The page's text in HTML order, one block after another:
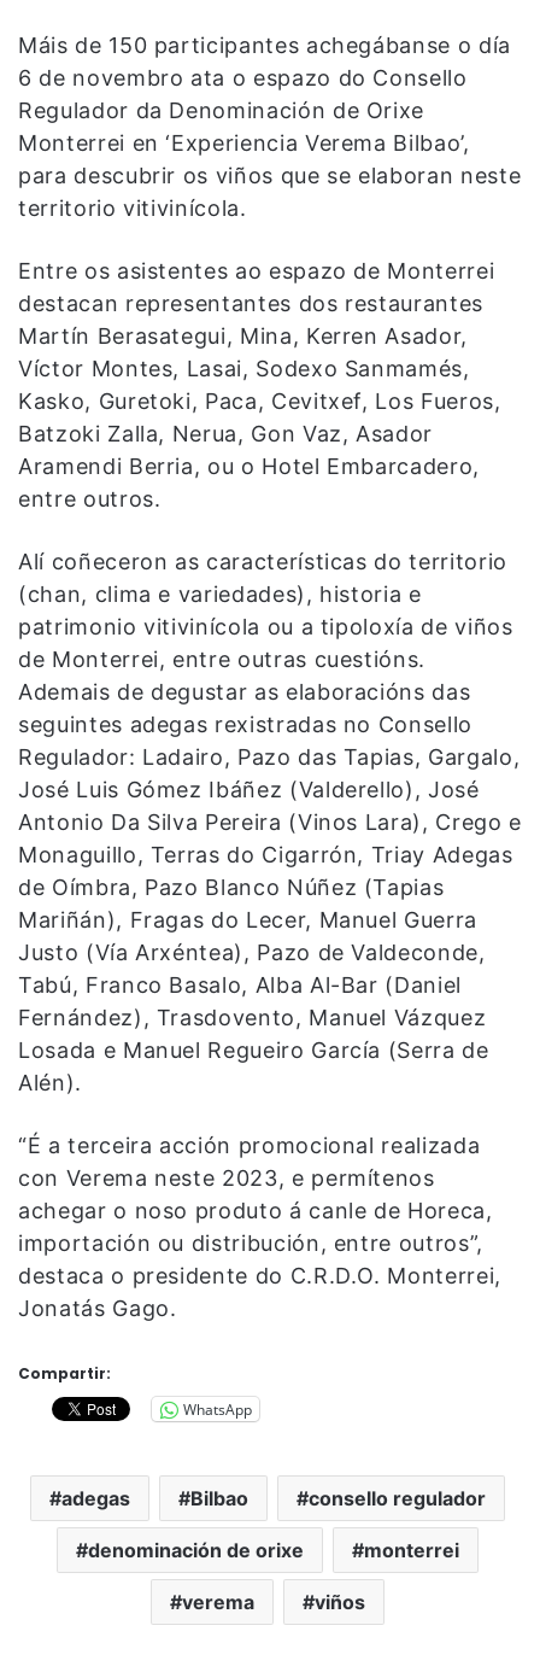
Máis de 150 participantes achegábanse o día
6 de novembro ata o espazo do Consello
Regulador da Denominación de Orixe
Monterrei en ‘Experiencia Verema Bilbao’,
para descubrir os viños que se elaboran neste
territorio vitivinícola.
Entre os asistentes ao espazo de Monterrei
destacan representantes dos restaurantes
Martín Berasategui, Mina, Kerren Asador,
Víctor Montes, Lasai, Sodexo Sanmamés,
Kasko, Guretoki, Paca, Cevitxef, Los Fueros,
Batzoki Zalla, Nerua, Gon Vaz, Asador
Aramendi Berria, ou o Hotel Embarcadero,
entre outros.
Alí coñeceron as características do territorio
(chan, clima e variedades), historia e
patrimonio vitivinícola ou a tipoloxía de viños
de Monterrei, entre outras cuestións.
Ademais de degustar as elaboracións das
seguintes adegas rexistradas no Consello
Regulador: Ladairo, Pazo das Tapias, Gargalo,
José Luis Gómez Ibáñez (Valderello), José
Antonio Da Silva Pereira (Vinos Lara), Crego e
Monaguillo, Terras do Cigarrón, Triay Adegas
de Oímbra, Pazo Blanco Núñez (Tapias
Mariñán), Fragas do Lecer, Manuel Guerra
Justo (Vía Arxéntea), Pazo de Valdeconde,
Tabú, Franco Basalo, Alba Al-Bar (Daniel
Fernández), Trasdovento, Manuel Vázquez
Losada e Manuel Regueiro García (Serra de
Alén).
“É a terceira acción promocional realizada
con Verema neste 2023, e permítenos
achegar o noso produto á canle de Horeca,
importación ou distribución, entre outros”,
destaca o presidente do C.R.D.O. Monterrei,
Jonatás Gago.
Compartir:
WhatsApp
adegas Bilbao consello regulador
denominación de orixe monterrei
verema viños